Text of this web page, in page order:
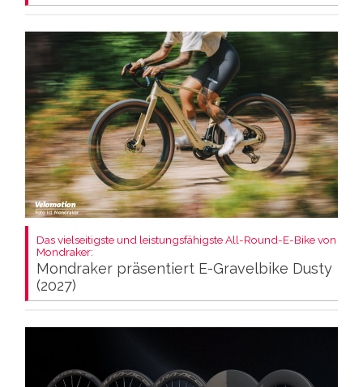
Das vielseitigste und leistungsfähigste All-Round-E-Bike von
Mondraker:
Mondraker präsentiert E-Gravelbike Dusty
(2027)